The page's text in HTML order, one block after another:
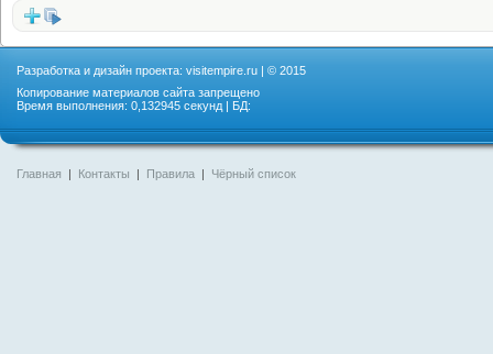
Разработка и дизайн проекта: visitempire.ru | © 2015
Копирование материалов сайта запрещено
Время выполнения: 0,132945 секунд | БД:
Главная | Контакты | Правила | Чёрный список